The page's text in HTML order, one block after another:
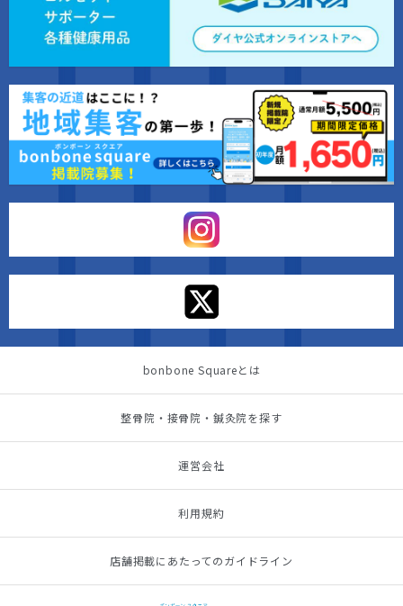
bonbone Squareとは
整骨院・接骨院・鍼灸院を探す
運営会社
利用規約
店舗掲載にあたってのガイドライン